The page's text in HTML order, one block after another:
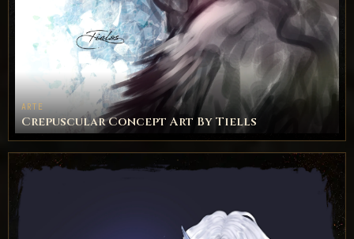
ARTE
Crepuscular Concept Art By Tiells